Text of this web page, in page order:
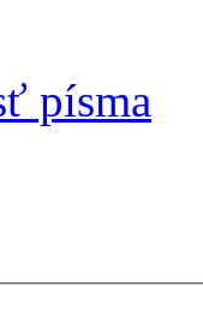
písma